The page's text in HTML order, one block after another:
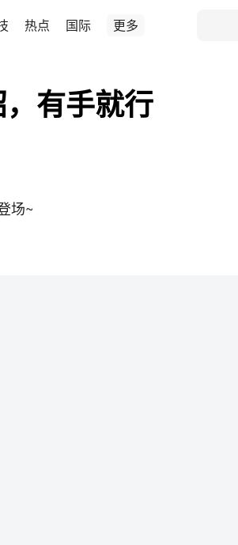
热点 国际 更多
有手就行
场~